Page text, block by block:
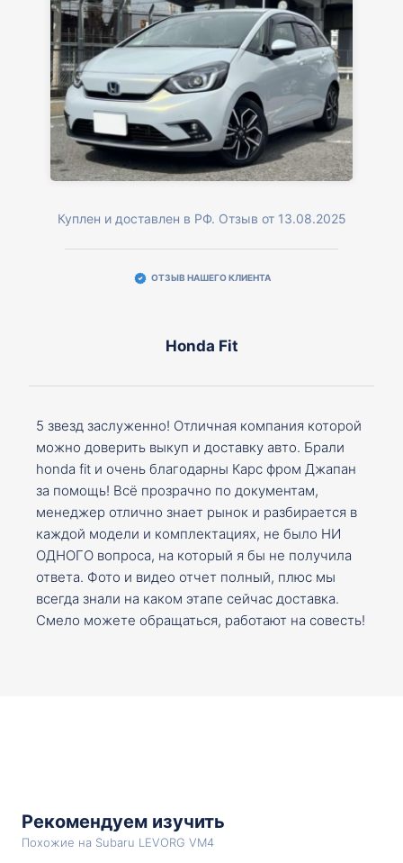
Куплен и доставлен в РФ. Отзыв от 13.08.2025
ОТЗЫВ НАШЕГО КЛИЕНТА
Honda Fit
5 звезд заслуженно! Отличная компания которой
можно доверить выкуп и доставку авто. Брали
honda fit и очень благодарны Карс фром Джапан
за помощь! Всё прозрачно по документам,
менеджер отлично знает рынок и разбирается в
каждой модели и комплектациях, не было НИ
ОДНОГО вопроса, на который я бы не получила
ответа. Фото и видео отчет полный, плюс мы
всегда знали на каком этапе сейчас доставка.
Смело можете обращаться, работают на совесть!
Рекомендуем изучить
Похожие на Subaru LEVORG VM4